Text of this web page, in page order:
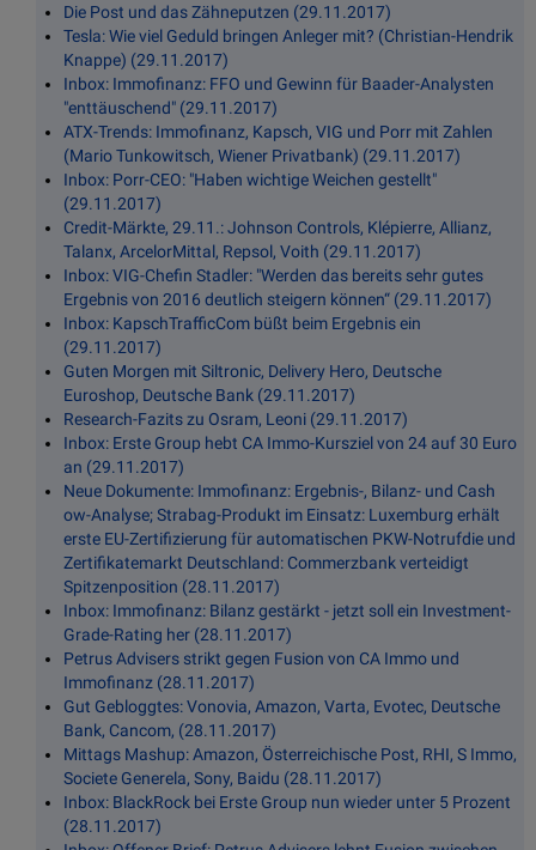
Die Post und das Zähneputzen (29.11.2017)
Tesla: Wie viel Geduld bringen Anleger mit? (Christian-Hendrik
Knappe) (29.11.2017)
Inbox: Immofinanz: FFO und Gewinn für Baader-Analysten
"enttäuschend" (29.11.2017)
ATX-Trends: Immofinanz, Kapsch, VIG und Porr mit Zahlen
(Mario Tunkowitsch, Wiener Privatbank) (29.11.2017)
Inbox: Porr-CEO: "Haben wichtige Weichen gestellt"
(29.11.2017)
Credit-Märkte, 29.11.: Johnson Controls, Klépierre, Allianz,
Talanx, ArcelorMittal, Repsol, Voith (29.11.2017)
Inbox: VIG-Chefin Stadler: "Werden das bereits sehr gutes
Ergebnis von 2016 deutlich steigern können“ (29.11.2017)
Inbox: KapschTrafficCom büßt beim Ergebnis ein
(29.11.2017)
Guten Morgen mit Siltronic, Delivery Hero, Deutsche
Euroshop, Deutsche Bank (29.11.2017)
Research-Fazits zu Osram, Leoni (29.11.2017)
Inbox: Erste Group hebt CA Immo-Kursziel von 24 auf 30 Euro
an (29.11.2017)
Neue Dokumente: Immofinanz: Ergebnis-, Bilanz- und Cash
ow-Analyse; Strabag-Produkt im Einsatz: Luxemburg erhält
erste EU-Zertifizierung für automatischen PKW-Notrufdie und
Zertifikatemarkt Deutschland: Commerzbank verteidigt
Spitzenposition (28.11.2017)
Inbox: Immofinanz: Bilanz gestärkt - jetzt soll ein Investment-
Grade-Rating her (28.11.2017)
Petrus Advisers strikt gegen Fusion von CA Immo und
Immofinanz (28.11.2017)
Gut Gebloggtes: Vonovia, Amazon, Varta, Evotec, Deutsche
Bank, Cancom, (28.11.2017)
Mittags Mashup: Amazon, Österreichische Post, RHI, S Immo,
Societe Generela, Sony, Baidu (28.11.2017)
Inbox: BlackRock bei Erste Group nun wieder unter 5 Prozent
(28.11.2017)